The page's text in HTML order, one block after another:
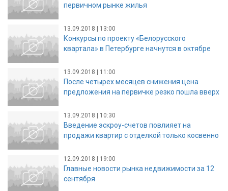
первичном рынке жилья
13.09.2018 | 13:00
Конкурсы по проекту «Белорусского
квартала» в Петербурге начнутся в октябре
13.09.2018 | 11:00
После четырех месяцев снижения цена
предложения на первичке резко пошла вверх
13.09.2018 | 10:30
Введение эскроу-счетов повлияет на
продажи квартир с отделкой только косвенно
12.09.2018 | 19:00
Главные новости рынка недвижимости за 12
сентября